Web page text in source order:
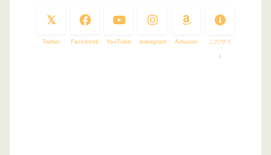
Twitter Facebook YouTube instagram Amazon このサイ
ト